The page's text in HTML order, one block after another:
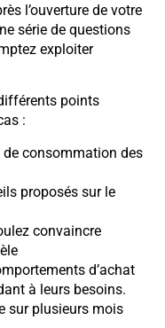
l’ouverture de votre
série de questions
exploiter
points
:
de consommation des
proposés sur le
convaincre
d’achat
à leurs besoins.
sur plusieurs mois